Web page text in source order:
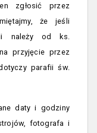
zgłosić przez
że jeśli
należy od ks.
przyjęcie przez
parafii św.
daty i godziny
fotografa i